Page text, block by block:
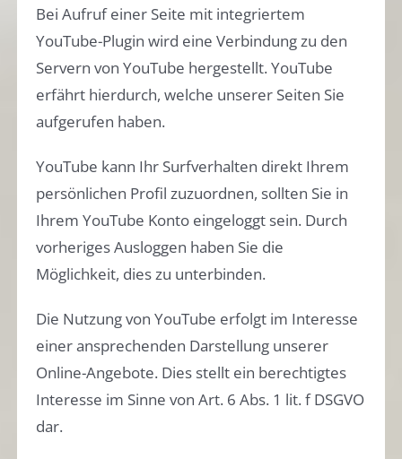
Bei Aufruf einer Seite mit integriertem
YouTube-Plugin wird eine Verbindung zu den
Servern von YouTube hergestellt. YouTube
erfährt hierdurch, welche unserer Seiten Sie
aufgerufen haben.
YouTube kann Ihr Surfverhalten direkt Ihrem
persönlichen Profil zuzuordnen, sollten Sie in
Ihrem YouTube Konto eingeloggt sein. Durch
vorheriges Ausloggen haben Sie die
Möglichkeit, dies zu unterbinden.
Die Nutzung von YouTube erfolgt im Interesse
einer ansprechenden Darstellung unserer
Online-Angebote. Dies stellt ein berechtigtes
Interesse im Sinne von Art. 6 Abs. 1 lit. f DSGVO
dar.